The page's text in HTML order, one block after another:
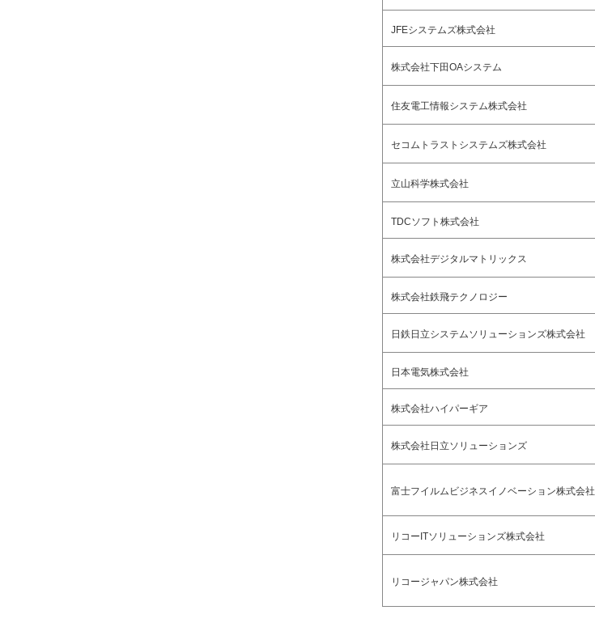
JFEシステムズ株式会社
株式会社下田OAシステム
住友電工情報システム株式会社
セコムトラストシステムズ株式会社
立山科学株式会社
TDCソフト株式会社
株式会社デジタルマトリックス
株式会社鉄飛テクノロジー
日鉄日立システムソリューションズ株式会社
日本電気株式会社
株式会社ハイパーギア
株式会社日立ソリューションズ
富士フイルムビジネスイノベーション株式会社
リコーITソリューションズ株式会社
リコージャパン株式会社